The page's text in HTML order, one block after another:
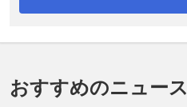
おすすめのニュース